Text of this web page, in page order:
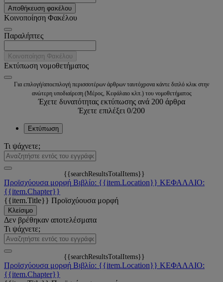
Αποθήκευση φακέλου
Κοινοποίηση Φακέλου
Παραλήπτες
Κοινοποίηση Φακέλου
Εκτύπωση νομοθετήματος
Για επιλογή/αποεπιλογή περισσοτέρων άρθρων ταυτόχρονα κάντε διπλό κλικ στην
ανώτερη υποδιαίρεση (Μέρος, Κεφάλαιο κλπ.) του νομοθετήματος
Έχετε δυνατότητας εκτύπωσης ανά 200 άρθρα
Έχετε επιλέξει 0/200
Εκτύπωση
Τι ψάχνετε;
{{searchResultsTotalItems}}
Προϊσχύουσα μορφή Βιβλίο: {{item.Location}} ΚΕΦΑΛΑΙΟ:
{{item.Chapter}}
{{item.Title}} Προϊσχύουσα μορφή
Κλείσιμο
Δεν βρέθηκαν αποτελέσματα
Τι ψάχνετε;
{{searchResultsTotalItems}}
Προϊσχύουσα μορφή Βιβλίο: {{item.Location}} ΚΕΦΑΛΑΙΟ:
{{item.Chapter}}